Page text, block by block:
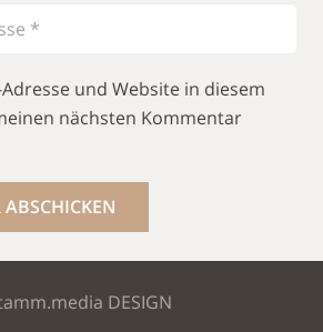
und Website in diesem
nächsten Kommentar
DESIGN